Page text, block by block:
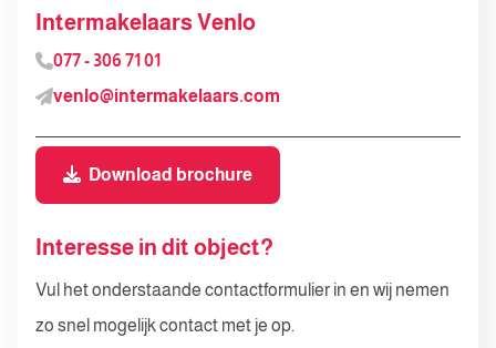
Intermakelaars Venlo
077 - 306 71 01
venlo@intermakelaars.com
Download brochure
Interesse in dit object?
Vul het onderstaande contactformulier in en wij nemen
zo snel mogelijk contact met je op.